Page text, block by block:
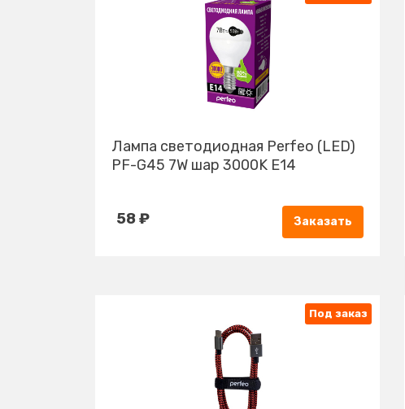
Лампа cветодиодная Perfeo (LED)
PF-G45 7W шар 3000K E14
58 ₽ Заказать
Под заказ